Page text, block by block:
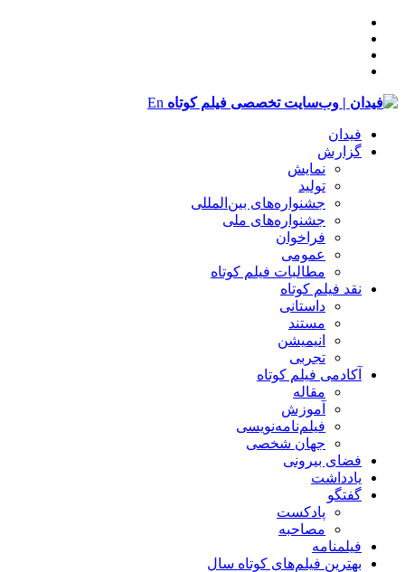
En
فیدان
گزارش
نمایش
تولید
‌‌جشنواره‌های بین‌المللی
جشنواره‌های ملی
فراخوان
عمومی
مطالبات فیلم کوتاه
نقد فیلم کوتاه
داستانی
مستند
انیمیشن
تجربی
آکادمی فیلم کوتاه
مقاله
آموزش
فیلم‌نامه‌نویسی
جهان شخصی
فضای بیرونی
یادداشت
گفتگو
پادکست
مصاحبه
فیلمنامه
بهترین فیلم‌های کوتاه سال